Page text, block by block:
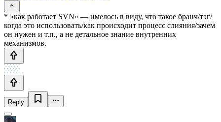
* «как работает SVN» — имелось в виду, что такое бранч/тэг/
когда это использовать/как происходит процесс слияния/зачем
он нужен и т.п., а не детальное знание внутренних
механизмов.
Reply